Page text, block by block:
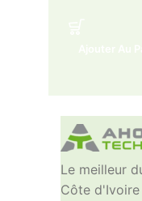
Le meilleur
Côte d'Ivoire